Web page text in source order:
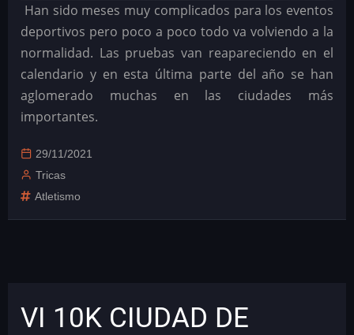
Han sido meses muy complicados para los eventos
deportivos pero poco a poco todo va volviendo a la
normalidad. Las pruebas van reapareciendo en el
calendario y en esta última parte del año se han
aglomerado muchas en las ciudades más
importantes.
29/11/2021
Tricas
Atletismo
VI 10K CIUDAD DE